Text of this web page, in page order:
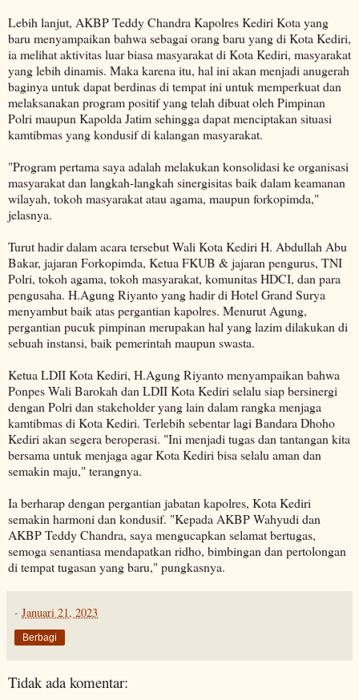
Lebih lanjut, AKBP Teddy Chandra Kapolres Kediri Kota yang
baru menyampaikan bahwa sebagai orang baru yang di Kota Kediri,
ia melihat aktivitas luar biasa masyarakat di Kota Kediri, masyarakat
yang lebih dinamis. Maka karena itu, hal ini akan menjadi anugerah
baginya untuk dapat berdinas di tempat ini untuk memperkuat dan
melaksanakan program positif yang telah dibuat oleh Pimpinan
Polri maupun Kapolda Jatim sehingga dapat menciptakan situasi
kamtibmas yang kondusif di kalangan masyarakat.
"Program pertama saya adalah melakukan konsolidasi ke organisasi
masyarakat dan langkah-langkah sinergisitas baik dalam keamanan
wilayah, tokoh masyarakat atau agama, maupun forkopimda,"
jelasnya.
Turut hadir dalam acara tersebut Wali Kota Kediri H. Abdullah Abu
Bakar, jajaran Forkopimda, Ketua FKUB & jajaran pengurus, TNI
Polri, tokoh agama, tokoh masyarakat, komunitas HDCI, dan para
pengusaha. H.Agung Riyanto yang hadir di Hotel Grand Surya
menyambut baik atas pergantian kapolres. Menurut Agung,
pergantian pucuk pimpinan merupakan hal yang lazim dilakukan di
sebuah instansi, baik pemerintah maupun swasta.
Ketua LDII Kota Kediri, H.Agung Riyanto menyampaikan bahwa
Ponpes Wali Barokah dan LDII Kota Kediri selalu siap bersinergi
dengan Polri dan stakeholder yang lain dalam rangka menjaga
kamtibmas di Kota Kediri. Terlebih sebentar lagi Bandara Dhoho
Kediri akan segera beroperasi. "Ini menjadi tugas dan tantangan kita
bersama untuk menjaga agar Kota Kediri bisa selalu aman dan
semakin maju," terangnya.
Ia berharap dengan pergantian jabatan kapolres, Kota Kediri
semakin harmoni dan kondusif. "Kepada AKBP Wahyudi dan
AKBP Teddy Chandra, saya mengucapkan selamat bertugas,
semoga senantiasa mendapatkan ridho, bimbingan dan pertolongan
di tempat tugasan yang baru," pungkasnya.
- Januari 21, 2023
Berbagi
Tidak ada komentar: